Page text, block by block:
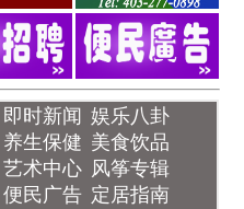
即时新闻 娱乐八卦
养生保健 美食饮品
艺术中心 风筝专辑
便民广告 定居指南